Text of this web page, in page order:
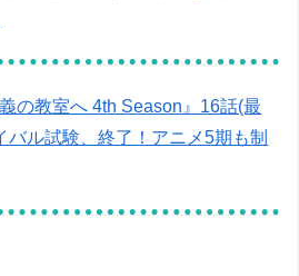
の教室へ 4th Season』16話(最
バル試験、終了！アニメ5期も制